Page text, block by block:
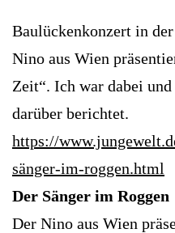
Baulückenkonzert in
Nino aus Wien
Zeit“. Ich war dabei
darüber berichtet.
https://
sänger-im-roggen.html
Der Sänger im Roggen
Der Nino aus Wien